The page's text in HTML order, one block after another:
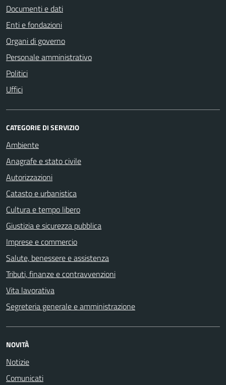
Documenti e dati
Enti e fondazioni
Organi di governo
Personale amministrativo
Politici
Uffici
CATEGORIE DI SERVIZIO
Ambiente
Anagrafe e stato civile
Autorizzazioni
Catasto e urbanistica
Cultura e tempo libero
Giustizia e sicurezza pubblica
Imprese e commercio
Salute, benessere e assistenza
Tributi, finanze e contravvenzioni
Vita lavorativa
Segreteria generale e amministrazione
NOVITÀ
Notizie
Comunicati